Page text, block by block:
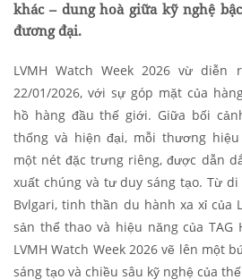
khác – dung hoà giữa kỹ nghệ
đương đại.
LVMH Watch Week 2026 vừ
22/01/2026, với sự góp mặt của
hồ hàng đầu thế giới. Giữa bối
thống và hiện đại, mỗi thương hiệu
một nét đặc trưng riêng, được dẫn
xuất chúng và tư duy sáng tạo. Từ
Bvlgari, tinh thần du hành xa xỉ của
sản thể thao và hiệu năng của TAG
LVMH Watch Week 2026 vẽ lên một
sáng tạo và chiều sâu kỹ nghệ của